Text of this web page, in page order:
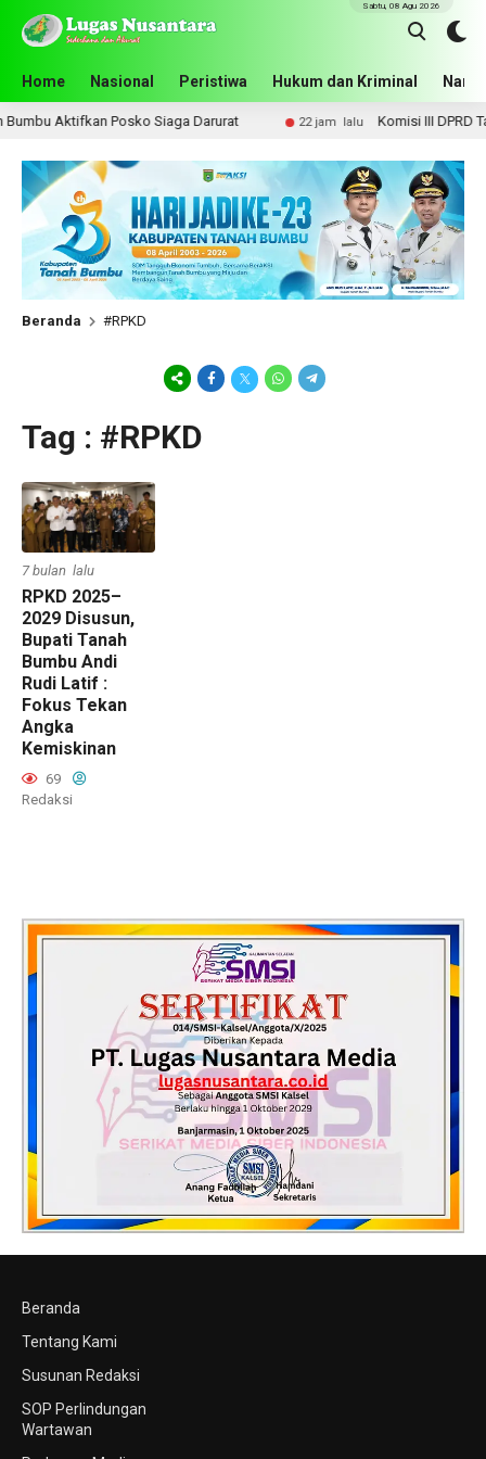
Home Nasional Peristiwa Hukum dan Kriminal
Sabtu, 08 Agu 2026
Aktifkan Posko Siaga Darurat 22 jam lalu Komisi III DPRD
Beranda #RPKD
Tag : #RPKD
7 bulan lalu
RPKD 2025–
2029 Disusun,
Bupati Tanah
Bumbu Andi
Rudi Latif :
Fokus Tekan
Angka
Kemiskinan
69
Redaksi
Beranda
Tentang Kami
Susunan Redaksi
SOP Perlindungan
Wartawan